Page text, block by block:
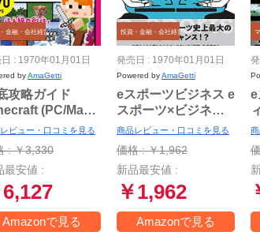
金融・会社経営
: 1970年01月01日
byAmaGetti
攻略ガイド
(PC/Mac
ビュー・口コミを見る
: ￥3,330
最安値 :
6,127
Amazonで見る
投資・金融・会社経営
発売日 : 1970年01月01日
Powered byAmaGetti
eスポーツビジネス e
スポーツ×ビジネス
の現場からお伝えし
ます!
商品レビュー・口コミを見る
価格 : ￥1,962
新品最安値 :
￥1,962
Amazonで見る
e